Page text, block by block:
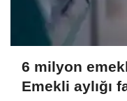
6 milyon
Emekli aylığı